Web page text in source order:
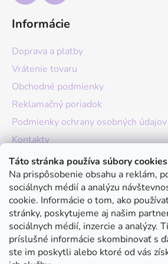
Táto stránka používa súbory cookies
Na prispôsobenie obsahu a reklám,
sociálnych médií a analýzu
cookie. Informácie o tom, ako
stránky, poskytujeme aj našim
sociálnych médií, inzercie a analýzy.
príslušné informácie skombinovať s
ste im poskytli alebo ktoré od vás
Informácie
Doprava a platby
Vrátenie tovaru
Obchodné podmienky
Reklamačný poriadok
Podmienky ochrany osobných údajov
Kontakty
O nás
Hodnotenie obchodu
Moja objednávka
Instagram